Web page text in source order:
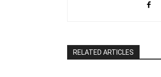
RELATED ARTICLES